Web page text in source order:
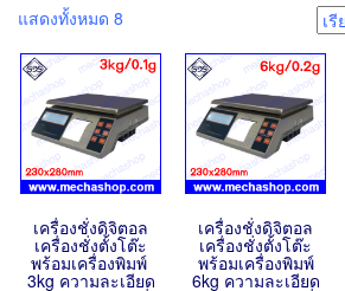
แสดงทั้งหมด 8
เครื่องชั่งดิจิตอล
เครื่องชั่งตั้งโต๊ะ
พร้อมเครื่องพิมพ์
3kg ความละเอียด
เครื่องชั่งดิจิตอล
เครื่องชั่งตั้งโต๊ะ
พร้อมเครื่องพิมพ์
6kg ความละเอียด